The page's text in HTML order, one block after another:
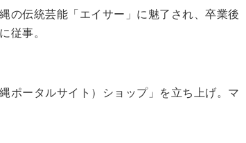
の伝統芸能「エイサー」に魅了され、卒業後
従事。
ポータルサイト）ショップ」を立ち上げ。マ